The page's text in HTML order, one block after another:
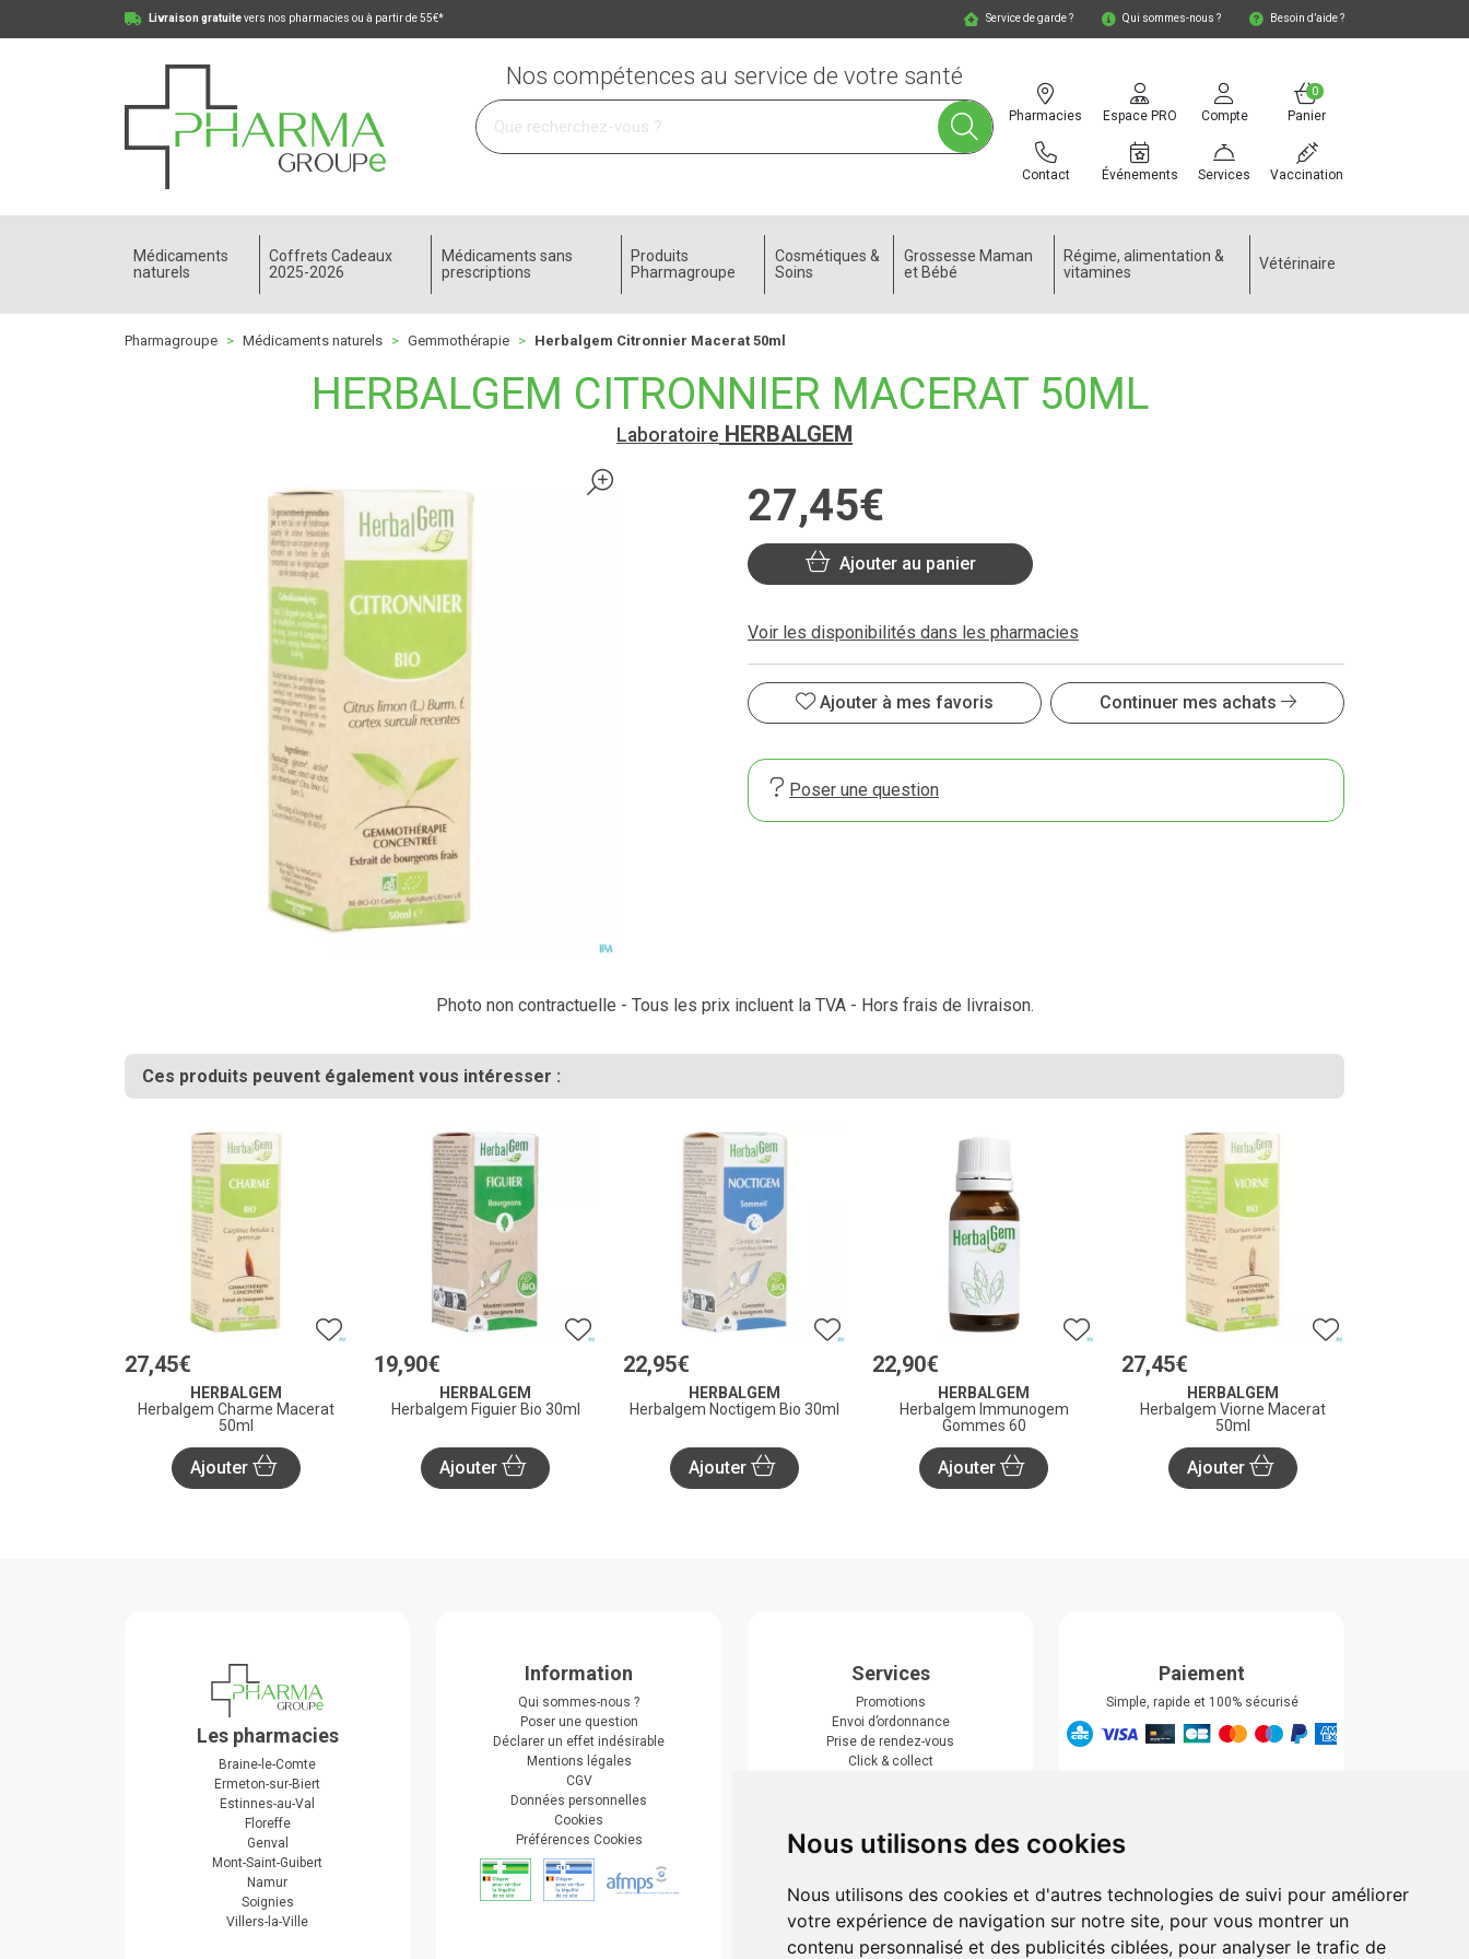
Nous utilisons des cookies
Nous utilisons des cookies et d'autres technologies de suivi pour améliorer
votre expérience de navigation sur notre site, pour vous montrer un
contenu personnalisé et des publicités ciblées, pour analyser le trafic de
Livraison gratuitevers nos pharmacies ou à partir de 55€* Service de garde ? Qui sommes-nous ? Besoin d’aide ?
Pharmagroupe Votre pharmacie en ligne à votre service
Pharmacies
Contact
Espace PRO
Événements
Compte
Services
Panier
0
Vaccination
Nos compétences au service de votre santé
Médicaments
naturels
Coffrets Cadeaux
2025-2026
Médicaments sans
prescriptions
Produits
Pharmagroupe
Cosmétiques &
Soins
Grossesse Maman
et Bébé
Régime, alimentation &
vitamines
Vétérinaire
Pharmagroupe Médicaments naturels Gemmothérapie Herbalgem Citronnier Macerat 50ml
HERBALGEM CITRONNIER MACERAT 50ML
Laboratoire HERBALGEM
27,45€
Ajouter au panier
Voir les disponibilités dans les pharmacies
Ajouter à mes favoris Continuer mes achats
Poser une question
Photo non contractuelle - Tous les prix incluent la TVA - Hors frais de livraison.
Ces produits peuvent également vous intéresser :
27,45€
HERBALGEM
Herbalgem Charme Macerat
50ml
Ajouter
19,90€
HERBALGEM
Herbalgem Figuier Bio 30ml
Ajouter
22,95€
HERBALGEM
Herbalgem Noctigem Bio 30ml
Ajouter
22,90€
HERBALGEM
Herbalgem Immunogem
Gommes 60
Ajouter
27,45€
HERBALGEM
Herbalgem Viorne Macerat
50ml
Ajouter
Les pharmacies
Braine-le-Comte
Ermeton-sur-Biert
Estinnes-au-Val
Floreffe
Genval
Mont-Saint-Guibert
Namur
Soignies
Villers-la-Ville
Information
Qui sommes-nous ?
Poser une question
Déclarer un effet indésirable
Mentions légales
CGV
Données personnelles
Cookies
Préférences Cookies
Services
Promotions
Envoi d’ordonnance
Prise de rendez-vous
Click & collect
Paiement
Simple, rapide et 100% sécurisé